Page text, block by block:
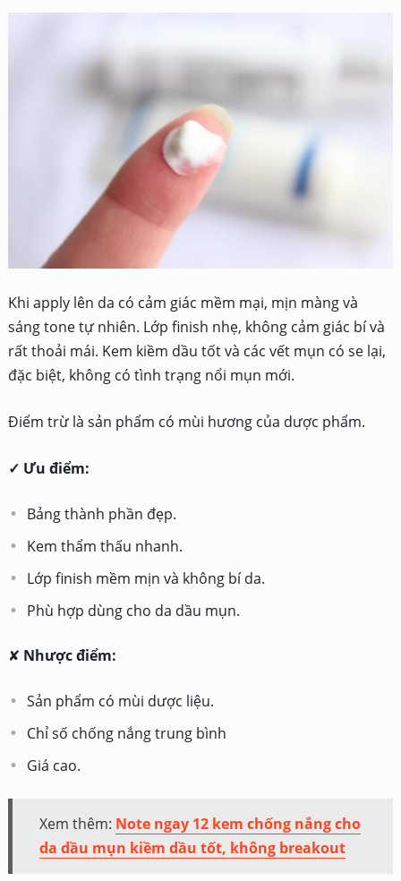
Khi apply lên da có cảm giác mềm mại, mịn màng và
sáng tone tự nhiên. Lớp finish nhẹ, không cảm giác bí và
rất thoải mái. Kem kiềm dầu tốt và các vết mụn có se lại,
đặc biệt, không có tình trạng nổi mụn mới.
Điểm trừ là sản phẩm có mùi hương của dược phẩm.
✓ Ưu điểm:
Bảng thành phần đẹp.
Kem thẩm thấu nhanh.
Lớp finish mềm mịn và không bí da.
Phù hợp dùng cho da dầu mụn.
✘ Nhược điểm:
Sản phẩm có mùi dược liệu.
Chỉ số chống nắng trung bình
Giá cao.
Xem thêm: Note ngay 12 kem chống nắng cho
da dầu mụn kiềm dầu tốt, không breakout